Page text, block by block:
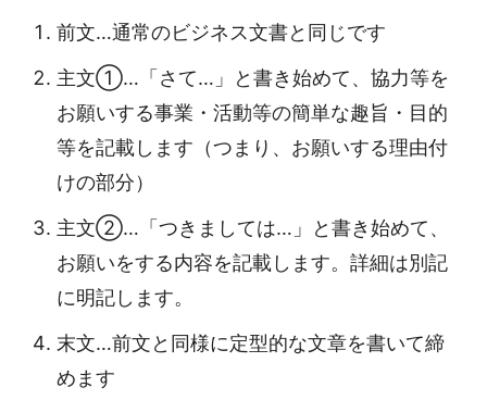
前文…通常のビジネス文書と同じです
主文①…「さて…」と書き始めて、協力等を
お願いする事業・活動等の簡単な趣旨・目的
等を記載します（つまり、お願いする理由付
けの部分）
主文②…「つきましては…」と書き始めて、
お願いをする内容を記載します。詳細は別記
に明記します。
末文…前文と同様に定型的な文章を書いて締
めます